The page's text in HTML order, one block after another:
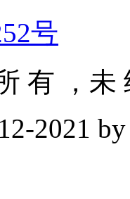
号
有 ，未
2021